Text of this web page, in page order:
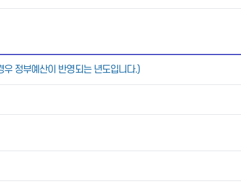
정부예산이 반영되는 년도입니다.)